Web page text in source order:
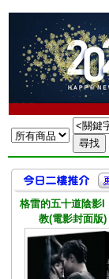
格雷的五十道陰影I
教(電影封面版)